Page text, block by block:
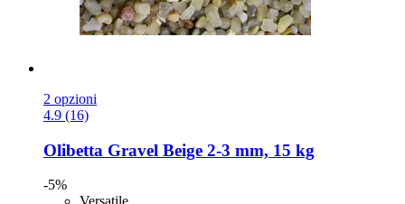
2 opzioni
4.9 (16)
Olibetta Gravel Beige 2-​3 mm, 15 kg
-5%